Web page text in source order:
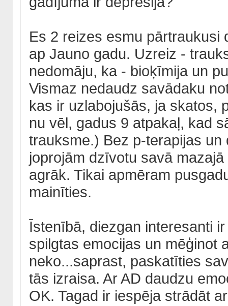
Es 2 reizes esmu pārtraukusi
ap Jauno gadu. Uzreiz -
nedomāju, ka - bioķīmija un
Vismaz nedaudz savādaku
kas ir uzlabojušās, ja skatos,
nu vēl, gadus 9 atpakaļ, kad
trauksme.) Bez p-terapijas
joprojām dzīvotu savā
agrāk. Tikai apmēram
mainīties.
Īstenībā, diezgan interesanti
spilgtas emocijas un mēģinot
neko...saprast, paskatīties
tās izraisa. Ar AD daudzu
OK. Tagad ir iespēja strādāt